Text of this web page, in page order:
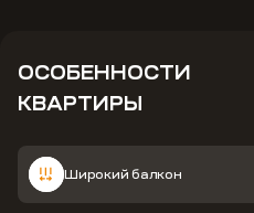
ОСОБЕННОСТИ
КВАРТИРЫ
Широкий балкон